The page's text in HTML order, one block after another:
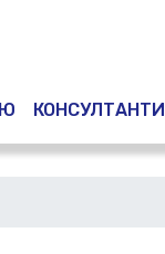
КОНСУЛТАНТИ